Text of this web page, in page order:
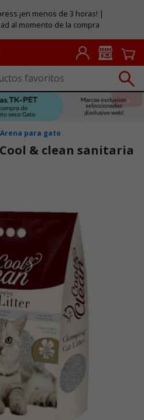
¡en menos de 3 horas! |
al momento de la compra
Arena para gato
& clean sanitaria